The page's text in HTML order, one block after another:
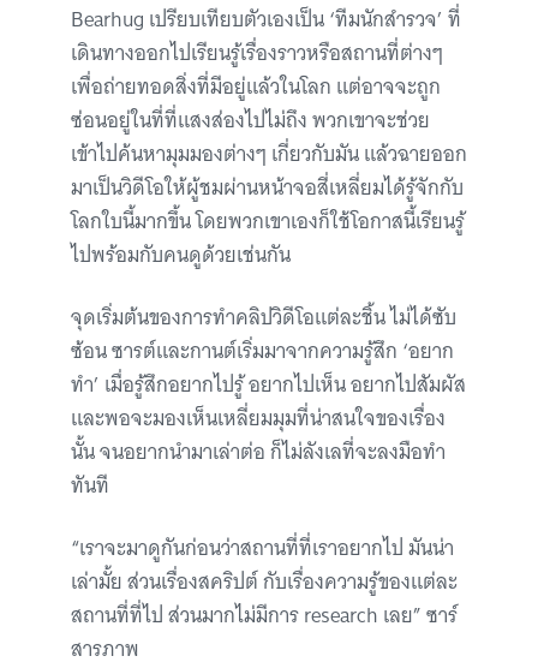
Bearhug เปรียบเทียบตัวเองเป็น ‘ทีมนักสำรวจ’ ที่
เดินทางออกไปเรียนรู้เรื่องราวหรือสถานที่ต่างๆ
เพื่อถ่ายทอดสิ่งที่มีอยู่แล้วในโลก แต่อาจจะถูก
ซ่อนอยู่ในที่ที่แสงส่องไปไม่ถึง พวกเขาจะช่วย
เข้าไปค้นหามุมมองต่างๆ เกี่ยวกับมัน แล้วฉายออก
มาเป็นวิดีโอให้ผู้ชมผ่านหน้าจอสี่เหลี่ยมได้รู้จักกับ
โลกใบนี้มากขึ้น โดยพวกเขาเองก็ใช้โอกาสนี้เรียนรู้
ไปพร้อมกับคนดูด้วยเช่นกัน
จุดเริ่มต้นของการทำคลิปวิดีโอแต่ละชิ้น ไม่ได้ซับ
ซ้อน ซารต์และกานต์เริ่มมาจากความรู้สึก ‘อยาก
ทำ’ เมื่อรู้สึกอยากไปรู้ อยากไปเห็น อยากไปสัมผัส
และพอจะมองเห็นเหลี่ยมมุมที่น่าสนใจของเรื่อง
นั้น จนอยากนำมาเล่าต่อ ก็ไม่ลังเลที่จะลงมือทำ
ทันที
“เราจะมาดูกันก่อนว่าสถานที่ที่เราอยากไป มันน่า
เล่ามั้ย ส่วนเรื่องสคริปต์ กับเรื่องความรู้ของแต่ละ
สถานที่ที่ไป ส่วนมากไม่มีการ research เลย” ซาร์
สารภาพ